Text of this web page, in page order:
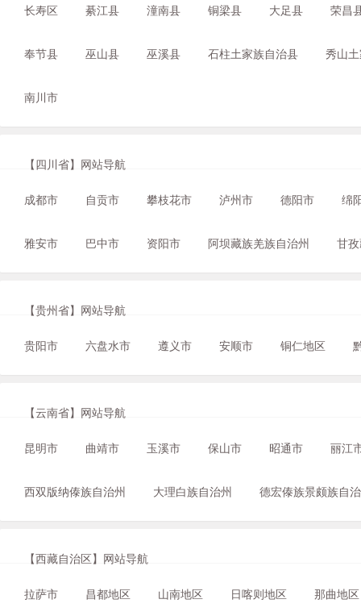
长寿区 綦江县 潼南县 铜梁县 大足县 荣昌
奉节县 巫山县 巫溪县 石柱土家族自治县 秀山
南川市
【四川省】网站导航
成都市 自贡市 攀枝花市 泸州市 德阳市 绵
雅安市 巴中市 资阳市 阿坝藏族羌族自治州 甘
【贵州省】网站导航
贵阳市 六盘水市 遵义市 安顺市 铜仁地区
【云南省】网站导航
昆明市 曲靖市 玉溪市 保山市 昭通市 丽江
西双版纳傣族自治州 大理白族自治州 德宏傣族景颇族自
【西藏自治区】网站导航
拉萨市 昌都地区 山南地区 日喀则地区 那曲地区